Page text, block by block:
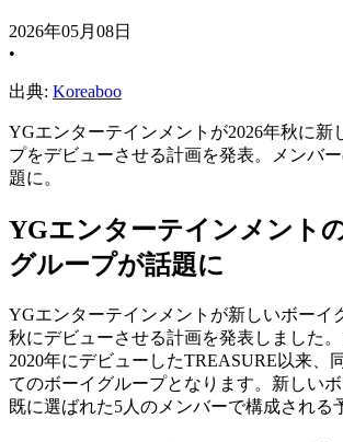
2026年05月08日
•
出典: Koreaboo
YGエンターテインメントが2026年秋に新
プをデビューさせる計画を発表。メンバ
題に。
YGエンターテインメント
グループが話題に
YGエンターテインメントが新しいボーイ
秋にデビューさせる計画を発表しました。
2020年にデビューしたTREASURE以来、
てのボーイグループとなります。新しいボ
既に選ばれた5人のメンバーで構成される